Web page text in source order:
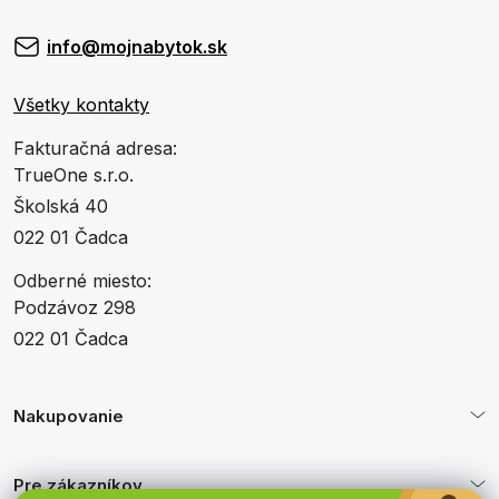
info@mojnabytok.sk
Všetky kontakty
Fakturačná adresa:
TrueOne s.r.o.
Školská 40
022 01 Čadca
Odberné miesto:
Podzávoz 298
022 01 Čadca
Nakupovanie
Pre zákazníkov